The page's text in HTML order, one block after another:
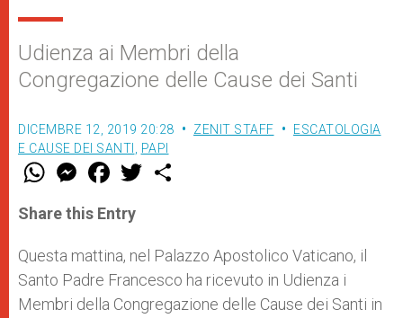
Udienza ai Membri della
Congregazione delle Cause dei Santi
DICEMBRE 12, 2019 20:28 ZENIT STAFF
ESCATOLOGIA
E CAUSE DEI SANTI
PAPI
W
t
s
p
p
M
e
s
e
g
e
r
F
a
e
b
o
k
w
r
Share this Entry
Questa mattina, nel Palazzo Apostolico Vaticano, il
Santo Padre Francesco ha ricevuto in Udienza i
Membri della Congregazione delle Cause dei Santi in